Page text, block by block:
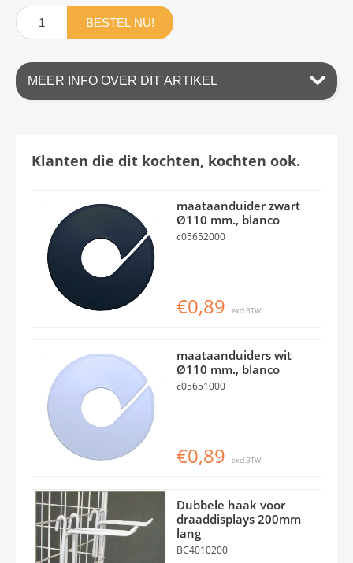
BESTEL NU!
MEER INFO OVER DIT ARTIKEL
Klanten die dit kochten, kochten ook.
maataanduider zwart
Ø110 mm., blanco
c05652000
€0,89 excl.BTW
maataanduiders wit
Ø110 mm., blanco
c05651000
€0,89 excl.BTW
Dubbele haak voor
draaddisplays 200mm
lang
BC4010200